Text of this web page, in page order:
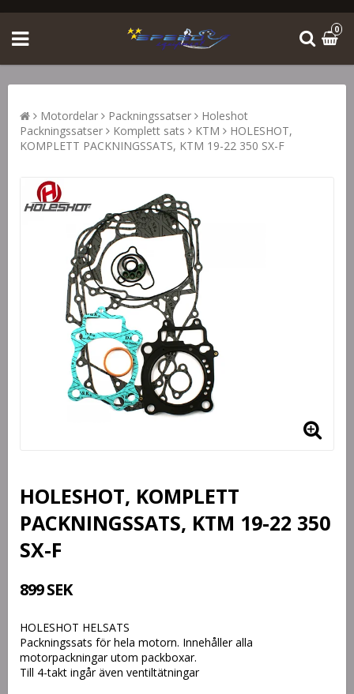
0
Motordelar Packningssatser
Holeshot
Packningssatser
Komplett sats KTM
HOLESHOT,
KOMPLETT PACKNINGSSATS, KTM 19-22 350 SX-F
HOLESHOT, KOMPLETT
PACKNINGSSATS, KTM 19-22 350
SX-F
899 SEK
HOLESHOT HELSATS
Packningssats för hela motorn. Innehåller alla
motorpackningar utom packboxar.
Till 4-takt ingår även ventiltätningar